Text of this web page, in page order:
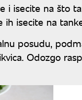
i isecite na što
isecite na
posudu,
Odozgo